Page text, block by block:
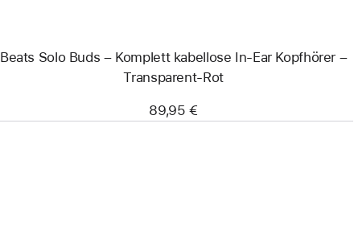
Rot
Beats Solo Buds – Komplett kabellose In-Ear Kopfhörer –
Transparent-Rot
89,95 €